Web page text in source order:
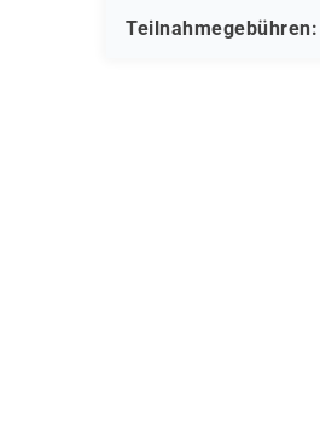
Teilnahmegebühren: